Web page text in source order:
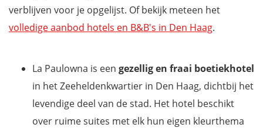
verblijven voor je opgelijst. Of bekijk meteen het
volledige aanbod hotels en B&B's in Den Haag.
La Paulowna is een gezellig en fraai boetiekhotel
in het Zeeheldenkwartier in Den Haag, dichtbij het
levendige deel van de stad. Het hotel beschikt
over ruime suites met elk hun eigen kleurthema